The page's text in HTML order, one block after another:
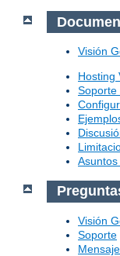
Visión
Hosting
Soporte
Visión
Soporte